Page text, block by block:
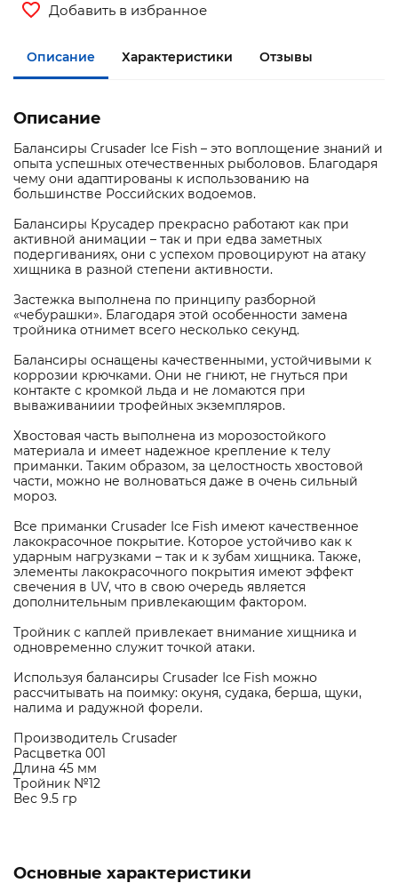
Добавить в избранное
Описание Характеристики Отзывы
Описание
Балансиры Crusader Ice Fish – это воплощение знаний и
опыта успешных отечественных рыболовов. Благодаря
чему они адаптированы к использованию на
большинстве Российских водоемов.
Балансиры Крусадер прекрасно работают как при
активной анимации – так и при едва заметных
подергиваниях, они с успехом провоцируют на атаку
хищника в разной степени активности.
Застежка выполнена по принципу разборной
«чебурашки». Благодаря этой особенности замена
тройника отнимет всего несколько секунд.
Балансиры оснащены качественными, устойчивыми к
коррозии крючками. Они не гниют, не гнуться при
контакте с кромкой льда и не ломаются при
вываживаниии трофейных экземпляров.
Хвостовая часть выполнена из морозостойкого
материала и имеет надежное крепление к телу
приманки. Таким образом, за целостность хвостовой
части, можно не волноваться даже в очень сильный
мороз.
Все приманки Crusader Ice Fish имеют качественное
лакокрасочное покрытие. Которое устойчиво как к
ударным нагрузками – так и к зубам хищника. Также,
элементы лакокрасочного покрытия имеют эффект
свечения в UV, что в свою очередь является
дополнительным привлекающим фактором.
Тройник с каплей привлекает внимание хищника и
одновременно служит точкой атаки.
Используя балансиры Crusader Ice Fish можно
рассчитывать на поимку: окуня, судака, берша, щуки,
налима и радужной форели.
Производитель Crusader
Расцветка 001
Длина 45 мм
Тройник №12
Вес 9.5 гр
Основные характеристики